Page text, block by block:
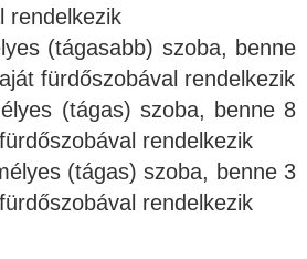
rendelkezik
(tágasabb) szoba, benne
fürdőszobával rendelkezik
(tágas) szoba, benne 8
rendelkezik
(tágas) szoba, benne 3
rendelkezik